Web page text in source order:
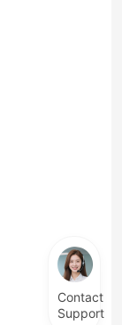
Contact
Support